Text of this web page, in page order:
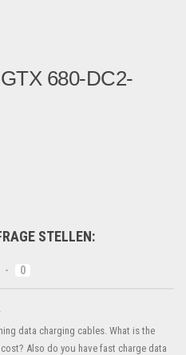
680-DC2-
STELLEN:
- 0
data charging cables. What is the
Also do you have fast charge data